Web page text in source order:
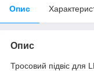
Опис
Опис
Тросовий підвіс для